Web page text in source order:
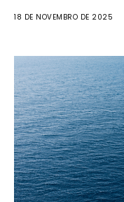
18 DE NOVEMBRO DE 2025